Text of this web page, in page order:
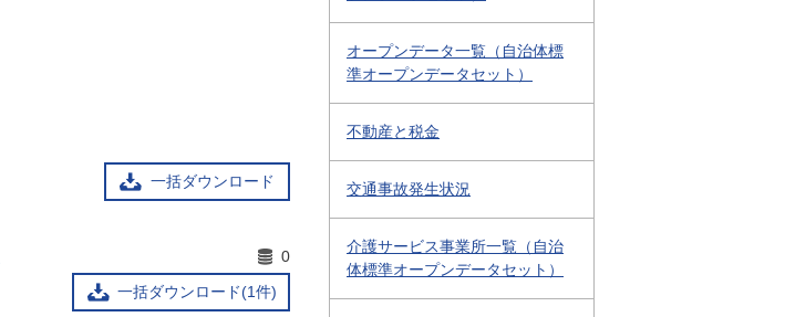
一括ダウンロード
一括ダウンロード(1件)
0
オープンデータ一覧（自治体標
準オープンデータセット）
不動産と税金
交通事故発生状況
介護サービス事業所一覧（自治
体標準オープンデータセット）